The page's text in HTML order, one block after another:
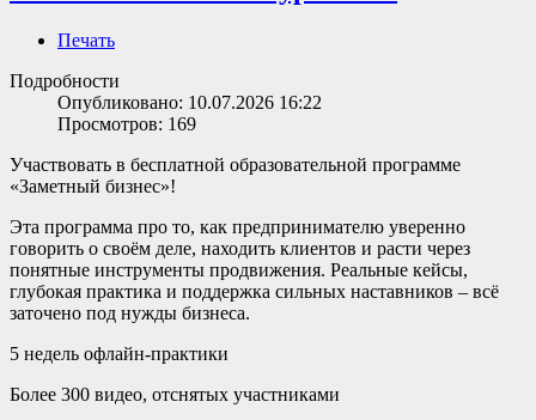
Печать
Подробности
Опубликовано: 10.07.2026 16:22
Просмотров: 169
Участвовать в бесплатной образовательной программе
«Заметный бизнес»!
Эта программа про то, как предпринимателю уверенно
говорить о своём деле, находить клиентов и расти через
понятные инструменты продвижения. Реальные кейсы,
глубокая практика и поддержка сильных наставников – всё
заточено под нужды бизнеса.
5 недель офлайн-практики
Более 300 видео, отснятых участниками